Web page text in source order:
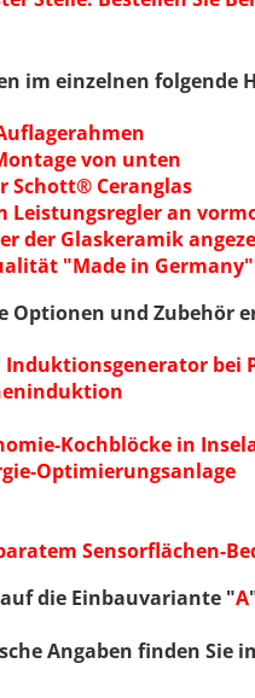
im einzelnen folgende
von unten
Schott® Ceranglas
an
der Glaskeramik
"Made in Germany"
Optionen und Zubehör
bei
Kochblöcke in
Optimierungsanlage
Sensorflächen-
die Einbauvariante "A
Angaben finden Sie